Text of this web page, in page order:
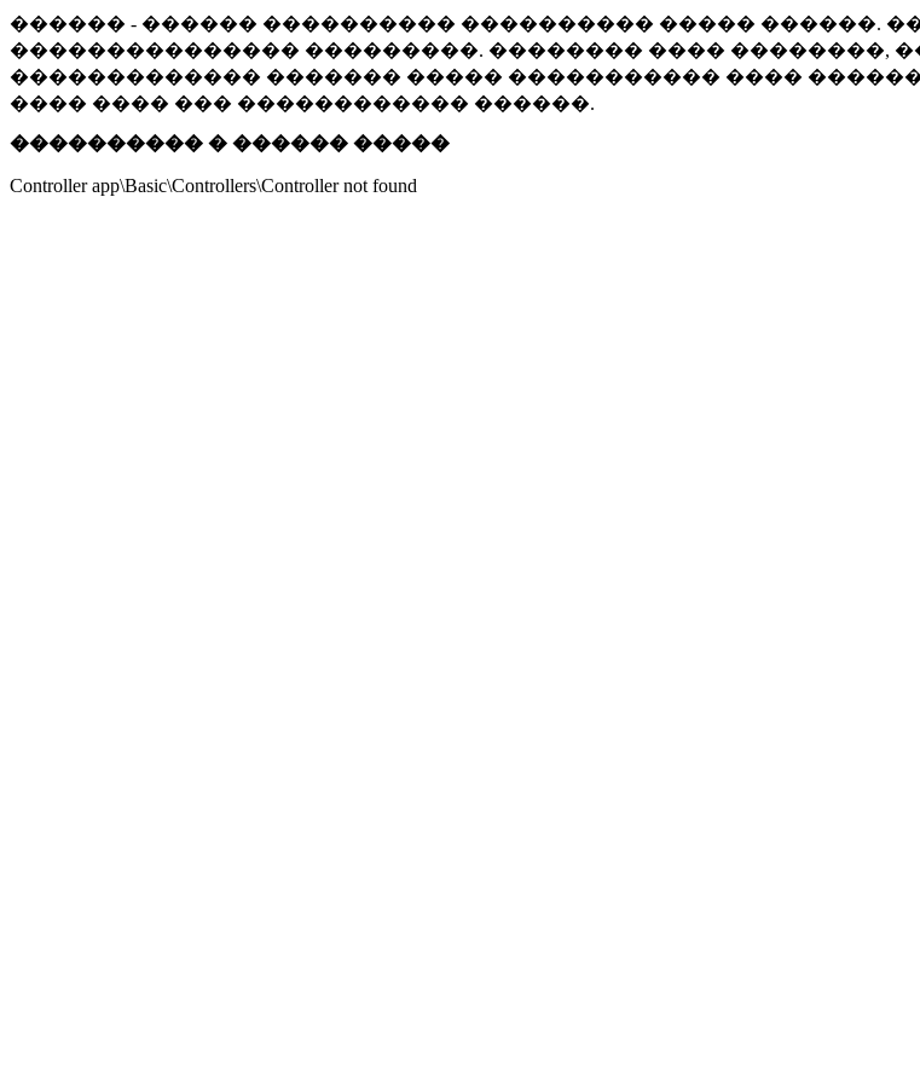
������ - ������ ���������� ���������� ����� ������.
��������������� ���������. �������� ���� ��������,
������������� ������� ����� ����������� ����
���� ���� ��� ������������ ������.
���������� � ������ �����
Controller app\Basic\Controllers\Controller not found